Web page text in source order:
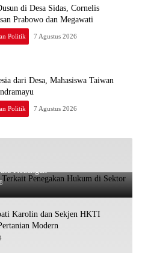
di Desa Sidas, Cornelis
Prabowo dan Megawati
Politik 7 Agustus 2026
dari Desa, Mahasiswa Taiwan
Politik 7 Agustus 2026
PKS Terkait Penegakan
Keuangan
Karolin dan Sekjen HKTI